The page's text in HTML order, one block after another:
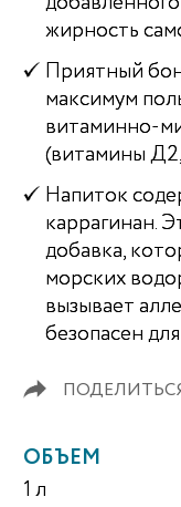
жирность
Приятный
максимум
витаминно-
(витамины
Напиток
каррагинан.
добавка,
морских
вызывает
безопасен
ОБЪЕМ
1 л